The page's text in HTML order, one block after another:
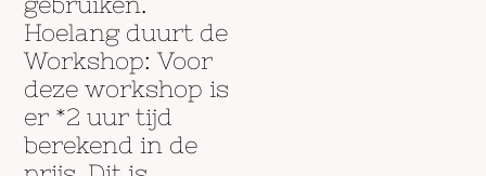
Hoelang duurt de
Workshop: Voor
deze workshop is
er *2 uur tijd
berekend in de